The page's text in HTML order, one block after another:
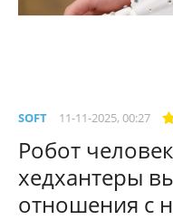
SOFT 11-11-2025, 00:27
Робот
хедхантеры
отношения с